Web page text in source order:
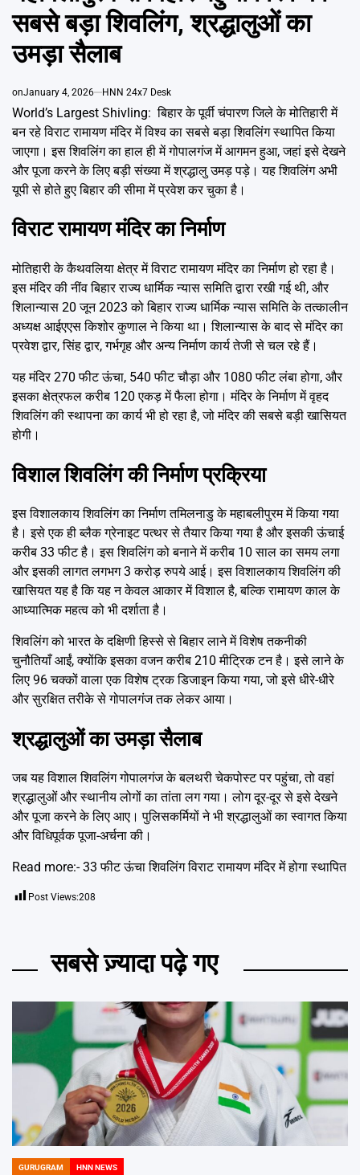
सबसे बड़ा शिवलिंग, श्रद्धालुओं का
उमड़ा सैलाब
onJanuary 4, 2026 HNN 24x7 Desk
World’s Largest Shivling: बिहार के पूर्वी चंपारण जिले के मोतिहारी में
बन रहे विराट रामायण मंदिर में विश्व का सबसे बड़ा शिवलिंग स्थापित किया
जाएगा। इस शिवलिंग का हाल ही में गोपालगंज में आगमन हुआ, जहां इसे देखने
और पूजा करने के लिए बड़ी संख्या में श्रद्धालु उमड़ पड़े। यह शिवलिंग अभी
यूपी से होते हुए बिहार की सीमा में प्रवेश कर चुका है।
विराट रामायण मंदिर का निर्माण
मोतिहारी के कैथवलिया क्षेत्र में विराट रामायण मंदिर का निर्माण हो रहा है।
इस मंदिर की नींव बिहार राज्य धार्मिक न्यास समिति द्वारा रखी गई थी, और
शिलान्यास 20 जून 2023 को बिहार राज्य धार्मिक न्यास समिति के तत्कालीन
अध्यक्ष आईएएस किशोर कुणाल ने किया था। शिलान्यास के बाद से मंदिर का
प्रवेश द्वार, सिंह द्वार, गर्भगृह और अन्य निर्माण कार्य तेजी से चल रहे हैं।
यह मंदिर 270 फीट ऊंचा, 540 फीट चौड़ा और 1080 फीट लंबा होगा, और
इसका क्षेत्रफल करीब 120 एकड़ में फैला होगा। मंदिर के निर्माण में वृहद
शिवलिंग की स्थापना का कार्य भी हो रहा है, जो मंदिर की सबसे बड़ी खासियत
होगी।
विशाल शिवलिंग की निर्माण प्रक्रिया
इस विशालकाय शिवलिंग का निर्माण तमिलनाडु के महाबलीपुरम में किया गया
है। इसे एक ही ब्लैक ग्रेनाइट पत्थर से तैयार किया गया है और इसकी ऊंचाई
करीब 33 फीट है। इस शिवलिंग को बनाने में करीब 10 साल का समय लगा
और इसकी लागत लगभग 3 करोड़ रुपये आई। इस विशालकाय शिवलिंग की
खासियत यह है कि यह न केवल आकार में विशाल है, बल्कि रामायण काल के
आध्यात्मिक महत्व को भी दर्शाता है।
शिवलिंग को भारत के दक्षिणी हिस्से से बिहार लाने में विशेष तकनीकी
चुनौतियाँ आईं, क्योंकि इसका वजन करीब 210 मीट्रिक टन है। इसे लाने के
लिए 96 चक्कों वाला एक विशेष ट्रक डिजाइन किया गया, जो इसे धीरे-धीरे
और सुरक्षित तरीके से गोपालगंज तक लेकर आया।
श्रद्धालुओं का उमड़ा सैलाब
जब यह विशाल शिवलिंग गोपालगंज के बलथरी चेकपोस्ट पर पहुंचा, तो वहां
श्रद्धालुओं और स्थानीय लोगों का तांता लग गया। लोग दूर-दूर से इसे देखने
और पूजा करने के लिए आए। पुलिसकर्मियों ने भी श्रद्धालुओं का स्वागत किया
और विधिपूर्वक पूजा-अर्चना की।
Read more:-33 फीट ऊंचा शिवलिंग विराट रामायण मंदिर में होगा स्थापित
Post Views:208
सबसे ज़्यादा पढ़े गए
POSTED
GURUGRAM HNN NEWS